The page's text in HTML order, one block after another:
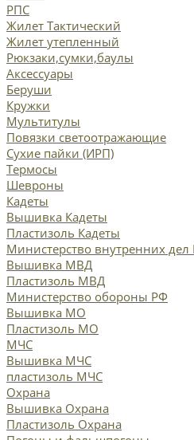
РПС
Жилет Тактический
Жилет утепленный
Рюкзаки,сумки,баулы
Аксессуары
Беруши
Кружки
Мультитулы
Повязки светоотражающие
Сухие пайки (ИРП)
Термосы
Шевроны
Кадеты
Вышивка Кадеты
Пластизоль Кадеты
Министерство внутренних
Вышивка МВД
Пластизоль МВД
Министерство обороны РФ
Вышивка МО
Пластизоль МО
МЧС
Вышивка МЧС
пластизоль МЧС
Охрана
Вышивка Охрана
Пластизоль Охрана